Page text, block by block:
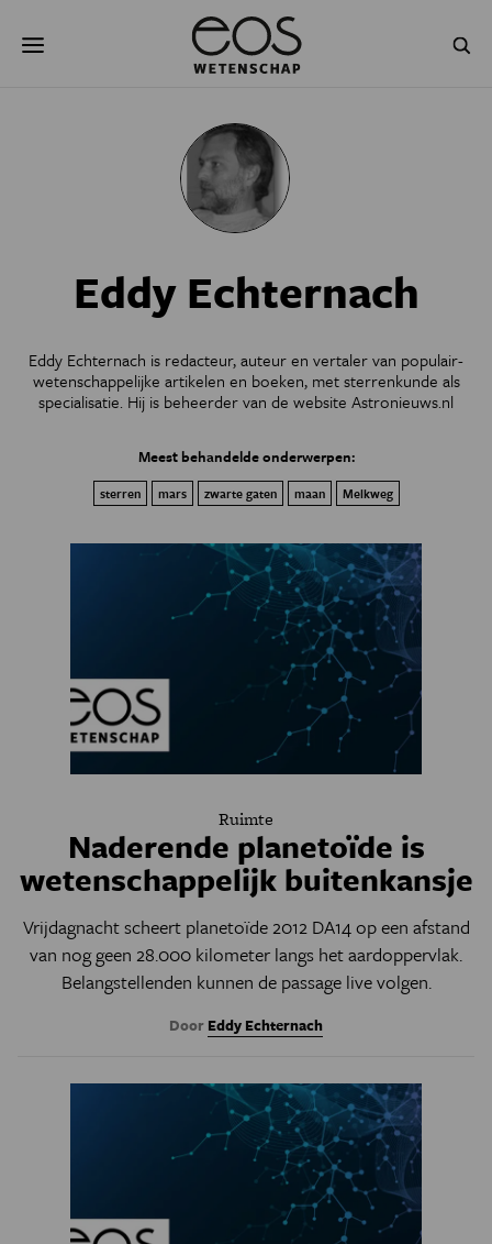
naar
NATUURWETENSCHAPPEN
PSYCHE & BREIN BLOGS
JONGE UITDAGERS
Eddy Echternach
Eddy Echternach is redacteur, auteur en vertaler van populair-
wetenschappelijke artikelen en boeken, met sterrenkunde als
specialisatie. Hij is beheerder van de website Astronieuws.nl
Meest behandelde onderwerpen:
sterren mars zwarte gaten maan Melkweg
Ruimte
Naderende planetoïde is
wetenschappelijk buitenkansje
Vrijdagnacht scheert planetoïde 2012 DA14 op een afstand
van nog geen 28.000 kilometer langs het aardoppervlak.
Belangstellenden kunnen de passage live volgen.
Door Eddy Echternach